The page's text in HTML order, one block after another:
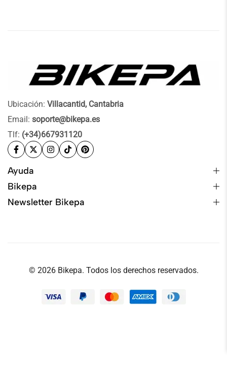
Ubicación: Villacantid, Cantabria
Email: soporte@bikepa.es
Tlf: (+34)667931120
Ayuda
Bikepa
Newsletter Bikepa
© 2026 Bikepa. Todos los derechos reservados.